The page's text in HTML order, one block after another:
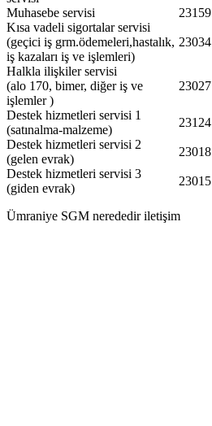
Muhasebe servisi
23159
Kısa vadeli sigortalar servisi
(geçici iş grm.ödemeleri,hastalık,
iş kazaları iş ve işlemleri)
23034
Halkla ilişkiler servisi
(alo 170, bimer, diğer iş ve
işlemler )
23027
Destek hizmetleri servisi 1
(satınalma-malzeme)
23124
Destek hizmetleri servisi 2
(gelen evrak)
23018
Destek hizmetleri servisi 3
(giden evrak)
23015
Ümraniye SGM nerededir iletişim